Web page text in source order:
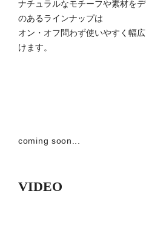
ナチュラルなモチーフや素材を
のあるラインナップは
オン・オフ問わず使いやすく幅
けます。
coming soon...
VIDEO